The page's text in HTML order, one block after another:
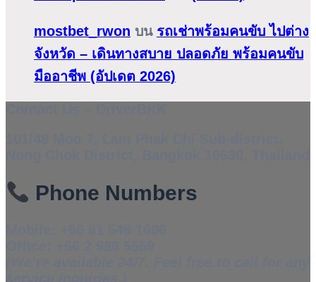
mostbet_rwon บน รถเช่าพร้อมคนขับ ไปต่าง
จังหวัด – เดินทางสบาย ปลอดภัย พร้อมคนขับ
มืออาชีพ (อัปเดต 2026)
Phone Numbers